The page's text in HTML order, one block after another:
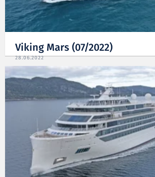
Viking Mars (07/2022)
28.06.2022